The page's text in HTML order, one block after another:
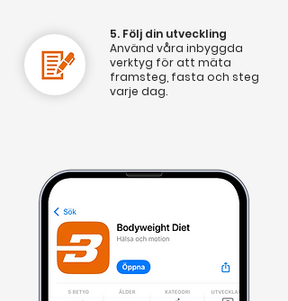
5. Följ din utveckling
Använd våra inbyggda
verktyg för att mäta
framsteg, fasta och steg
varje dag.